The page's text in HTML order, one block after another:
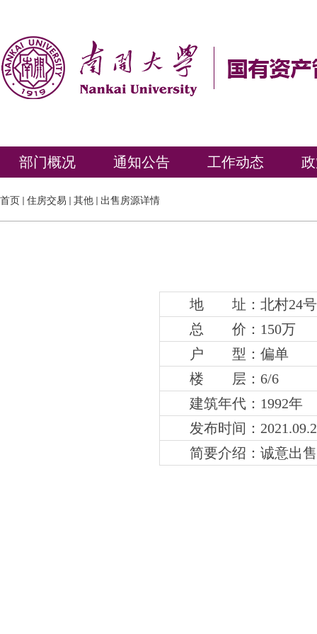
部门概况 通知公告 工作动态
首页 住房交易 其他 出售房源详情
地 址：北村24号
总 价：150万
户 型：偏单
楼 层：6/6
建筑年代：1992年
发布时间：
简要介绍： 诚意出